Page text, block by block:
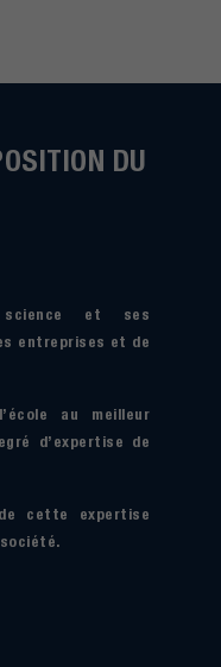
DU
et ses
entreprises et de
au meilleur
d’expertise de
cette expertise